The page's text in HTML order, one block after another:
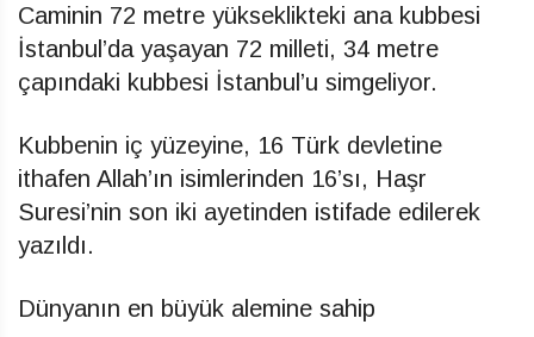
Caminin 72 metre yükseklikteki ana kubbesi
İstanbul’da yaşayan 72 milleti, 34 metre
çapındaki kubbesi İstanbul’u simgeliyor.
Kubbenin iç yüzeyine, 16 Türk devletine
ithafen Allah’ın isimlerinden 16’sı, Haşr
Suresi’nin son iki ayetinden istifade edilerek
yazıldı.
Dünyanın en büyük alemine sahip